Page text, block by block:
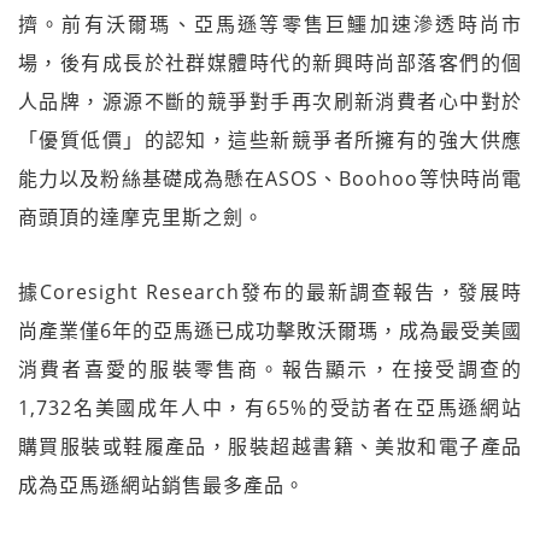
擠。前有沃爾瑪、亞馬遜等零售巨鱷加速滲透時尚市
場，後有成長於社群媒體時代的新興時尚部落客們的個
人品牌，源源不斷的競爭對手再次刷新消費者心中對於
「優質低價」的認知，這些新競爭者所擁有的強大供應
能力以及粉絲基礎成為懸在ASOS、Boohoo等快時尚電
商頭頂的達摩克里斯之劍。
據Coresight Research發布的最新調查報告，發展時
尚產業僅6年的亞馬遜已成功擊敗沃爾瑪，成為最受美國
消費者喜愛的服裝零售商。報告顯示，在接受調查的
1,732名美國成年人中，有65%的受訪者在亞馬遜網站
購買服裝或鞋履產品，服裝超越書籍、美妝和電子產品
成為亞馬遜網站銷售最多產品。